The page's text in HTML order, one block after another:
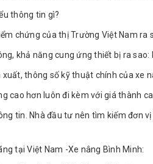
thông tin gì?
chứng của thị Trường Việt Nam ra
khả năng cung ứng thiết bị ra sao:
thông số kỹ thuật chính của xe
cao hơn luôn đi kèm với giá thành
tin. Nhà đầu tư nên tìm kiếm đơn
tại Việt Nam -Xe nâng Bình Minh: